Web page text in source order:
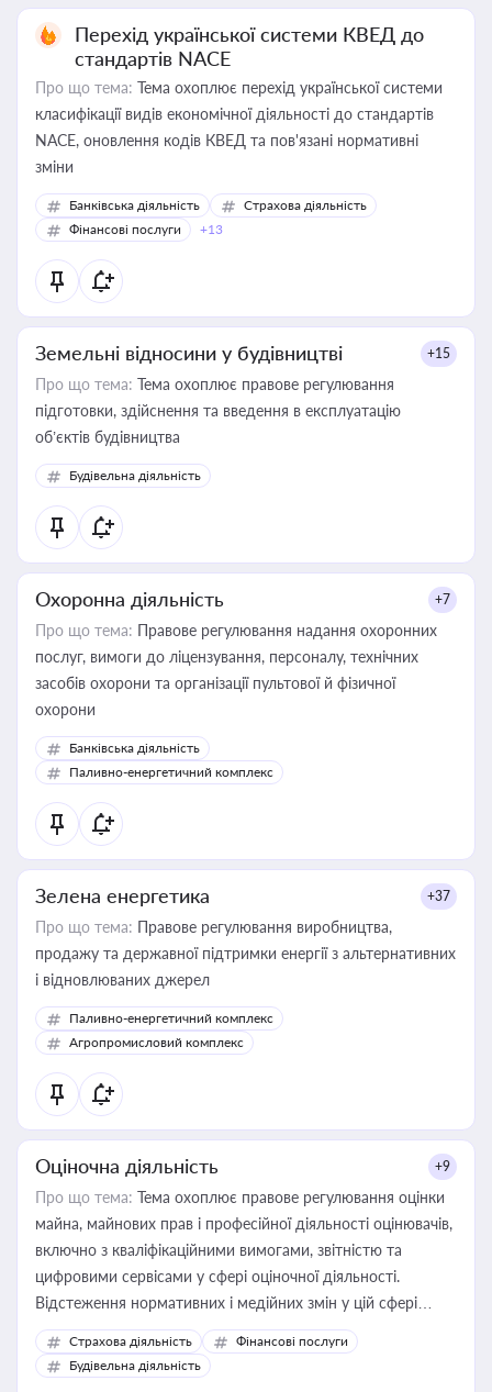
Перехід української системи КВЕД до
стандартів NACE
Про що тема: Тема охоплює перехід української системи
класифікації видів економічної діяльності до стандартів
NACE, оновлення кодів КВЕД та пов'язані нормативні
зміни
Банківська діяльність
Страхова діяльність
Фінансові послуги
+13
Земельні відносини у будівництві +15
Про що тема: Тема охоплює правове регулювання
підготовки, здійснення та введення в експлуатацію
об’єктів будівництва
Будівельна діяльність
Охоронна діяльність +7
Про що тема: Правове регулювання надання охоронних
послуг, вимоги до ліцензування, персоналу, технічних
засобів охорони та організації пультової й фізичної
охорони
Банківська діяльність
Паливно-енергетичний комплекс
Зелена енергетика +37
Про що тема: Правове регулювання виробництва,
продажу та державної підтримки енергії з альтернативних
і відновлюваних джерел
Паливно-енергетичний комплекс
Агропромисловий комплекс
Оціночна діяльність +9
Про що тема: Тема охоплює правове регулювання оцінки
майна, майнових прав і професійної діяльності оцінювачів,
включно з кваліфікаційними вимогами, звітністю та
цифровими сервісами у сфері оціночної діяльності.
Відстеження нормативних і медійних змін у цій сфері
корисне для власника бізнесу, керівника, юриста або
бухгалтера під час оподаткування, приватизації, оренди
державного майна, корпоративних угод і перевірки
Страхова діяльність
Фінансові послуги
Будівельна діяльність